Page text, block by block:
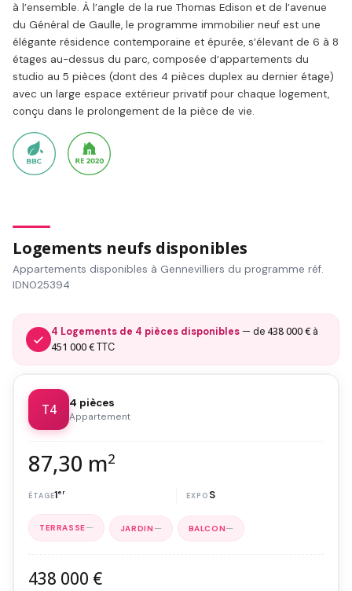
à l’ensemble. À l’angle de la rue Thomas Edison et de l’avenue
du Général de Gaulle, le programme immobilier neuf est une
élégante résidence contemporaine et épurée, s’élevant de 6 à 8
étages au-dessus du parc, composée d’appartements du
studio au 5 pièces (dont des 4 pièces duplex au dernier étage)
avec un large espace extérieur privatif pour chaque logement,
conçu dans le prolongement de la pièce de vie.
Logements neufs disponibles
Appartements disponibles à Gennevilliers du programme réf.
IDN025394
4 Logements de 4 pièces disponibles — de 438 000 € à
451 000 €TTC
T4 4 pièces
Appartement
87,30 m2
1er S
— — —
438 000 €